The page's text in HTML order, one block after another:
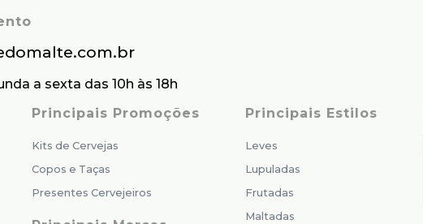
a sexta das 10h às 18h
Principais Promoções
Kits de Cervejas
Copos e Taças
Presentes Cervejeiros
Principais Estilos
Leves
Lupuladas
Frutadas
Maltadas